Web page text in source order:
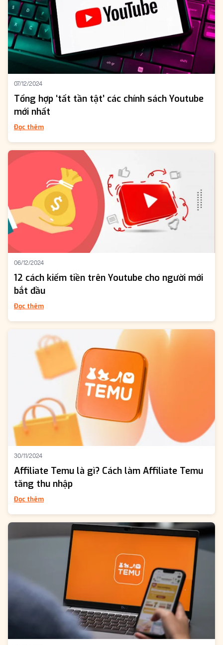
07/12/2024
Tổng hợp ‘tất tần tật’ các chính sách Youtube
mới nhất
Đọc thêm
06/12/2024
12 cách kiếm tiền trên Youtube cho người mới
bắt đầu
Đọc thêm
30/11/2024
Affiliate Temu là gì? Cách làm Affiliate Temu
tăng thu nhập
Đọc thêm